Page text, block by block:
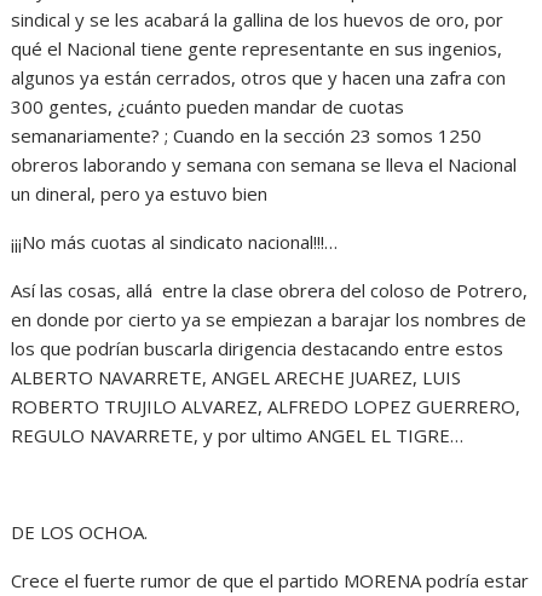
sindical y se les acabará la gallina de los huevos de oro, por
qué el Nacional tiene gente representante en sus ingenios,
algunos ya están cerrados, otros que y hacen una zafra con
300 gentes, ¿cuánto pueden mandar de cuotas
semanariamente? ; Cuando en la sección 23 somos 1250
obreros laborando y semana con semana se lleva el Nacional
un dineral, pero ya estuvo bien
¡¡¡No más cuotas al sindicato nacional!!!…
Así las cosas, allá entre la clase obrera del coloso de Potrero,
en donde por cierto ya se empiezan a barajar los nombres de
los que podrían buscarla dirigencia destacando entre estos
ALBERTO NAVARRETE, ANGEL ARECHE JUAREZ, LUIS
ROBERTO TRUJILO ALVAREZ, ALFREDO LOPEZ GUERRERO,
REGULO NAVARRETE, y por ultimo ANGEL EL TIGRE…
DE LOS OCHOA.
Crece el fuerte rumor de que el partido MORENA podría estar